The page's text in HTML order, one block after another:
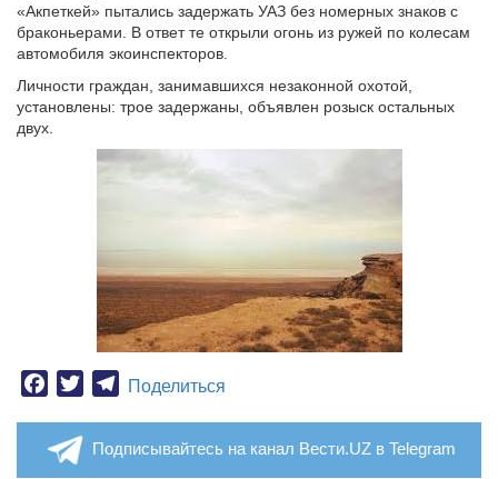
«Акпеткей» пытались задержать УАЗ без номерных знаков с
браконьерами. В ответ те открыли огонь из ружей по колесам
автомобиля экоинспекторов.
Личности граждан, занимавшихся незаконной охотой,
установлены: трое задержаны, объявлен розыск остальных
двух.
Facebook
TwitterTelegram
Поделиться
Подписывайтесь на канал Вести.UZ в Telegram